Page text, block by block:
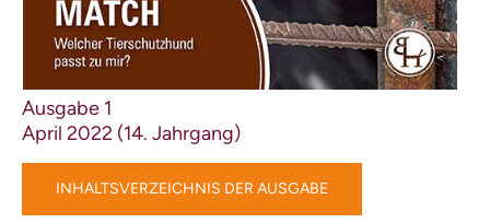
Ausgabe 1
April 2022 (14. Jahrgang)
INHALTSVERZEICHNIS DER AUSGABE